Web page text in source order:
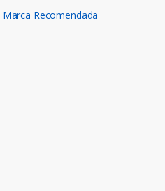
Marca Recomendada